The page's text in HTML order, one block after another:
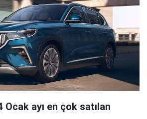
ayı en çok satılan